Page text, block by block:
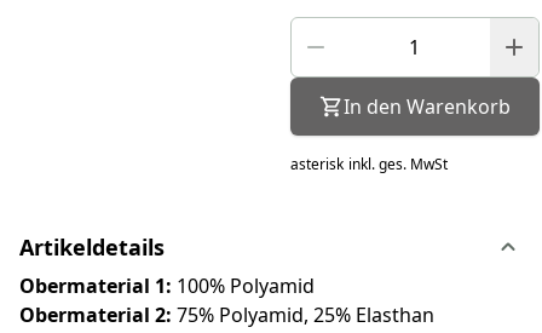
In den Warenkorb
asterisk inkl. ges. MwSt
Artikeldetails
Obermaterial 1: 100% Polyamid
Obermaterial 2: 75% Polyamid, 25% Elasthan